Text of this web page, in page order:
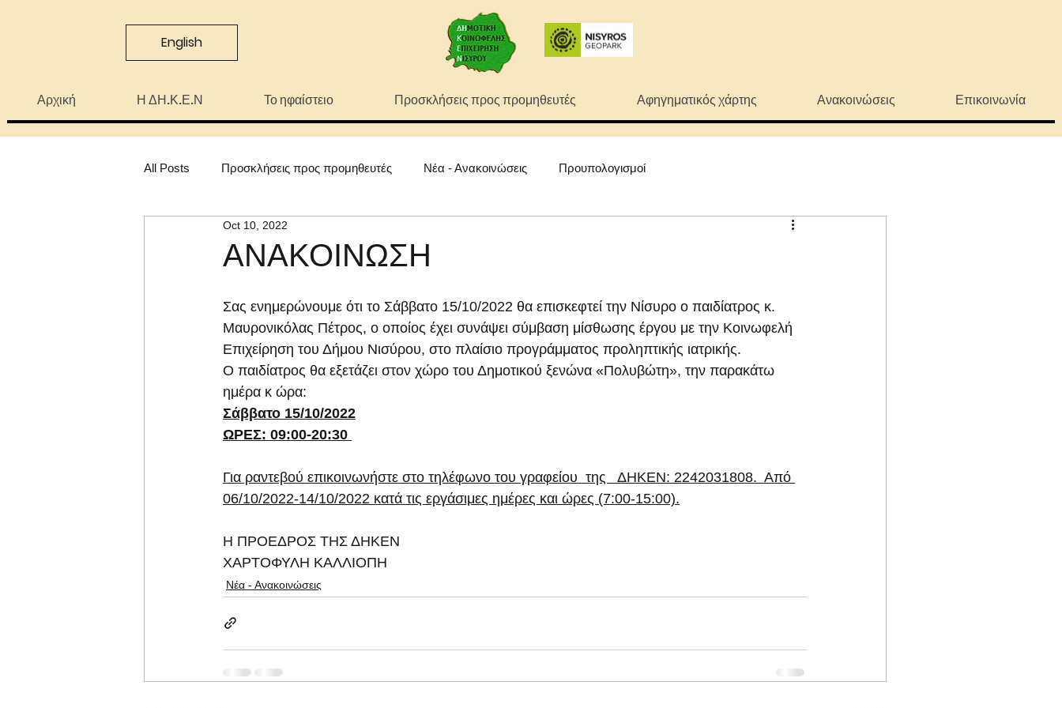
Αρχική Η ΔΗ.Κ.Ε.Ν Το ηφαίστειο Προσκλήσεις προς προμηθευτές Αφηγηματικός χάρτης Ανακοινώσεις Επικοινωνία
English
All Posts Προσκλήσεις προς προμηθευτές Νέα - Ανακοινώσεις Προυπολογισμοί
ΑΝΑΚΟΙΝΩΣΗ
Oct 10, 2022
Σας ενημερώνουμε ότι τo Σάββατο 15/10/2022 θα επισκεφτεί την Νίσυρο ο παιδίατρος κ.
Μαυρονικόλας Πέτρος, ο οποίος έχει συνάψει σύμβαση μίσθωσης έργου με την Κοινωφελή
Επιχείρηση του Δήμου Νισύρου, στο πλαίσιο προγράμματος προληπτικής ιατρικής.
Ο παιδίατρος θα εξετάζει στον χώρο του Δημοτικού ξενώνα «Πολυβώτη», την παρακάτω
ημέρα κ ώρα:
Σάββατο 15/10/2022
ΩΡΕΣ: 09:00-20:30
Για ραντεβού επικοινωνήστε στο τηλέφωνο του γραφείου  της   ΔΗΚΕΝ: 2242031808.  Από
06/10/2022-14/10/2022 κατά τις εργάσιμες ημέρες και ώρες (7:00-15:00).
Η ΠΡΟΕΔΡΟΣ ΤΗΣ ΔΗΚΕΝ
ΧΑΡΤΟΦΥΛΗ ΚΑΛΛΙΟΠΗ
Νέα - Ανακοινώσεις